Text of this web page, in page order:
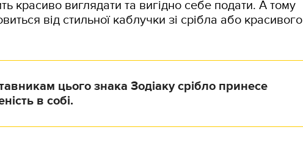
красиво виглядати та вигідно себе подати. А тому
від стильної каблучки зі срібла або красивого
цього знака Зодіаку срібло принесе
в собі.